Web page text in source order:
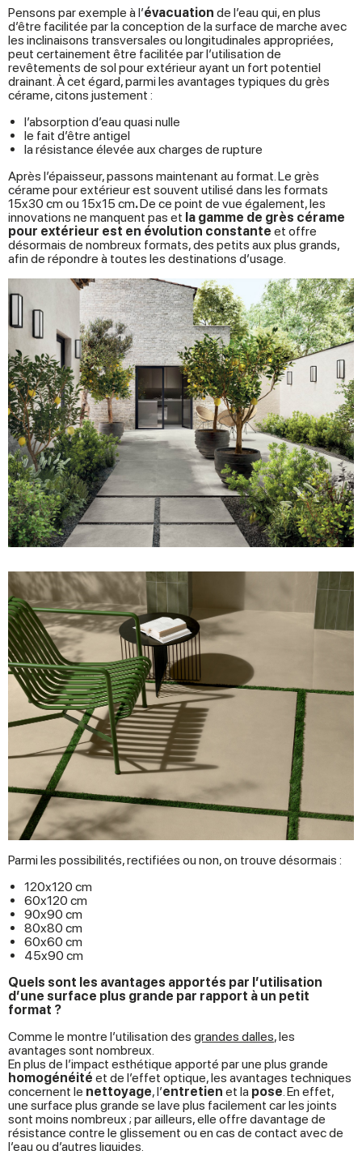
Pensons par exemple à l’évacuation de l’eau qui, en plus
d’être facilitée par la conception de la surface de marche avec
les inclinaisons transversales ou longitudinales appropriées,
peut certainement être facilitée par l’utilisation de
revêtements de sol pour extérieur ayant un fort potentiel
drainant. À cet égard, parmi les avantages typiques du grès
cérame, citons justement :
l’absorption d’eau quasi nulle
le fait d’être antigel
la résistance élevée aux charges de rupture
Après l’épaisseur, passons maintenant au format. Le grès
cérame pour extérieur est souvent utilisé dans les formats
15x30 cm ou 15x15 cm.De ce point de vue également, les
innovations ne manquent pas et la gamme de grès cérame
pour extérieur est en évolution constante et offre
désormais de nombreux formats, des petits aux plus grands,
afin de répondre à toutes les destinations d’usage.
Parmi les possibilités, rectifiées ou non, on trouve désormais :
120x120 cm
60x120 cm
90x90 cm
80x80 cm
60x60 cm
45x90 cm
Quels sont les avantages apportés par l’utilisation
d’une surface plus grande par rapport à un petit
format ?
Comme le montre l’utilisation des grandes dalles, les
avantages sont nombreux.
En plus de l’impact esthétique apporté par une plus grande
homogénéité et de l’effet optique, les avantages techniques
concernent le nettoyage, l’entretien et la pose. En effet,
une surface plus grande se lave plus facilement car les joints
sont moins nombreux ; par ailleurs, elle offre davantage de
résistance contre le glissement ou en cas de contact avec de
l’eau ou d’autres liquides.